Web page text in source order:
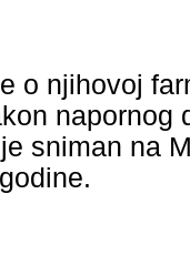
o njihovoj
napornog
sniman na